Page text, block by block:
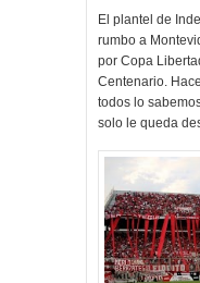
El plantel de
rumbo a
por Copa
Centenario.
todos lo
solo le queda